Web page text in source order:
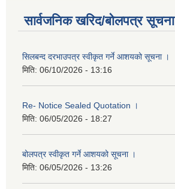
सार्वजनिक खरिद/बोलपत्र सूचना
सिलबन्द दरभाउपत्र स्वीकृत गर्ने आशयको सूचना ।
मिति: 06/10/2026 - 13:16
Re- Notice Sealed Quotation ।
मिति: 06/05/2026 - 18:27
बोलपत्र स्वीकृत गर्ने आशयको सूचना ।
मिति: 06/05/2026 - 13:26